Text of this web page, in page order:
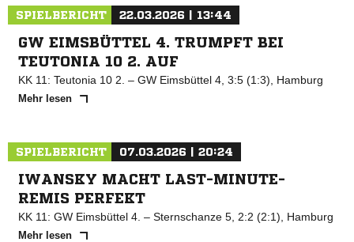
SPIELBERICHT 22.03.2026 | 13:44
GW EIMSBÜTTEL 4. TRUMPFT BEI
TEUTONIA 10 2. AUF
KK 11: Teutonia 10 2. – GW Eimsbüttel 4, 3:5 (1:3), Hamburg
Mehr lesen
SPIELBERICHT 07.03.2026 | 20:24
IWANSKY MACHT LAST-MINUTE-
REMIS PERFEKT
KK 11: GW Eimsbüttel 4. – Sternschanze 5, 2:2 (2:1), Hamburg
Mehr lesen